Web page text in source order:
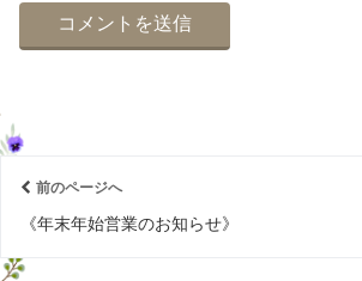
前のページへ
《年末年始営業のお知らせ》